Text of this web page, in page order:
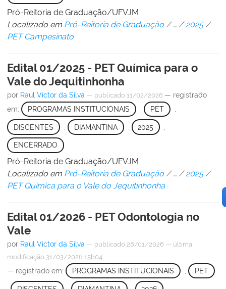
Pró-Reitoria de Graduação/UFVJM
Localizado em Pró-Reitoria de Graduação /… /2025 /
PET Campesinato
Edital 01/2025 - PET Química para o
Vale do Jequitinhonha
por Raul Victor da Silva — publicado 11/02/2026 — registrado
em:
PROGRAMAS INSTITUCIONAIS PET
DISCENTES DIAMANTINA 2025
ENCERRADO
Pró-Reitoria de Graduação/UFVJM
Localizado em Pró-Reitoria de Graduação /… /2025 /
PET Química para o Vale do Jequitinhonha
Edital 01/2026 - PET Odontologia no
Vale
por Raul Victor da Silva — publicado 28/01/2026 — última
modificação 31/03/2026 15h04
— registrado em: PROGRAMAS INSTITUCIONAIS PET